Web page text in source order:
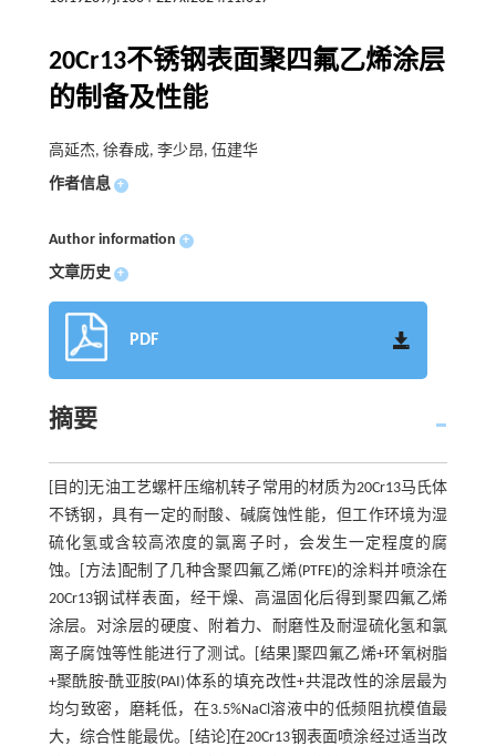
20Cr13不锈钢表面聚四氟乙烯涂层
的制备及性能
高延杰, 徐春成, 李少昂, 伍建华
作者信息 +
Author information +
文章历史 +
PDF
摘要
[目的]无油工艺螺杆压缩机转子常用的材质为20Cr13马氏体
不锈钢，具有一定的耐酸、碱腐蚀性能，但工作环境为湿
硫化氢或含较高浓度的氯离子时，会发生一定程度的腐
蚀。[方法]配制了几种含聚四氟乙烯(PTFE)的涂料并喷涂在
20Cr13钢试样表面，经干燥、高温固化后得到聚四氟乙烯
涂层。对涂层的硬度、附着力、耐磨性及耐湿硫化氢和氯
离子腐蚀等性能进行了测试。[结果]聚四氟乙烯+环氧树脂
+聚酰胺-酰亚胺(PAI)体系的填充改性+共混改性的涂层最为
均匀致密，磨耗低，在3.5%NaCl溶液中的低频阻抗模值最
大，综合性能最优。[结论]在20Cr13钢表面喷涂经过适当改